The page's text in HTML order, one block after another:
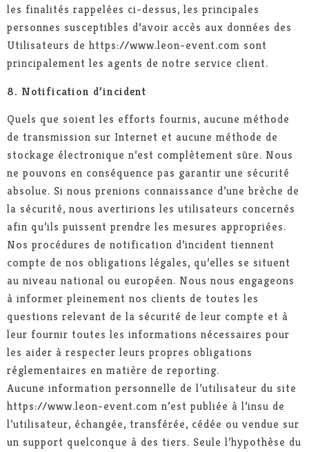
les finalités rappelées ci-dessus, les principales
personnes susceptibles d’avoir accès aux données des
Utilisateurs de https://www.leon-event.com sont
principalement les agents de notre service client.
8. Notification d’incident
Quels que soient les efforts fournis, aucune méthode
de transmission sur Internet et aucune méthode de
stockage électronique n’est complètement sûre. Nous
ne pouvons en conséquence pas garantir une sécurité
absolue. Si nous prenions connaissance d’une brèche de
la sécurité, nous avertirions les utilisateurs concernés
afin qu’ils puissent prendre les mesures appropriées.
Nos procédures de notification d’incident tiennent
compte de nos obligations légales, qu’elles se situent
au niveau national ou européen. Nous nous engageons
à informer pleinement nos clients de toutes les
questions relevant de la sécurité de leur compte et à
leur fournir toutes les informations nécessaires pour
les aider à respecter leurs propres obligations
réglementaires en matière de reporting.
Aucune information personnelle de l’utilisateur du site
https://www.leon-event.com n’est publiée à l’insu de
l’utilisateur, échangée, transférée, cédée ou vendue sur
un support quelconque à des tiers. Seule l’hypothèse du